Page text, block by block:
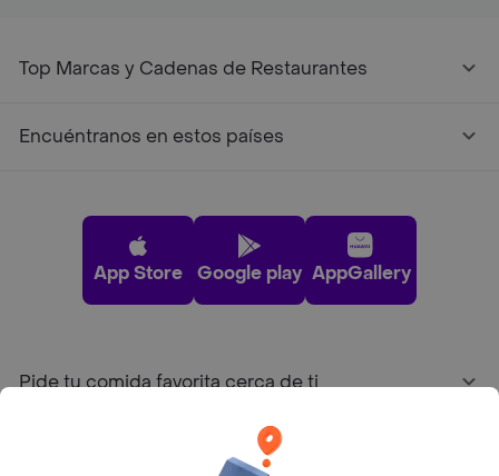
Top Marcas y Cadenas de Restaurantes
Encuéntranos en estos países
App Store Google play AppGallery
Pide tu comida favorita cerca de ti